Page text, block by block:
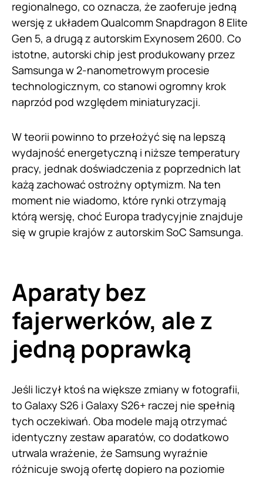
regionalnego, co oznacza, że zaoferuje jedną
wersję z układem Qualcomm Snapdragon 8 Elite
Gen 5, a drugą z autorskim Exynosem 2600. Co
istotne, autorski chip jest produkowany przez
Samsunga w 2-nanometrowym procesie
technologicznym, co stanowi ogromny krok
naprzód pod względem miniaturyzacji.
W teorii powinno to przełożyć się na lepszą
wydajność energetyczną i niższe temperatury
pracy, jednak doświadczenia z poprzednich lat
każą zachować ostrożny optymizm. Na ten
moment nie wiadomo, które rynki otrzymają
którą wersję, choć Europa tradycyjnie znajduje
się w grupie krajów z autorskim SoC Samsunga.
Aparaty bez
fajerwerków, ale z
jedną poprawką
Jeśli liczył ktoś na większe zmiany w fotografii,
to Galaxy S26 i Galaxy S26+ raczej nie spełnią
tych oczekiwań. Oba modele mają otrzymać
identyczny zestaw aparatów, co dodatkowo
utrwala wrażenie, że Samsung wyraźnie
różnicuje swoją ofertę dopiero na poziomie